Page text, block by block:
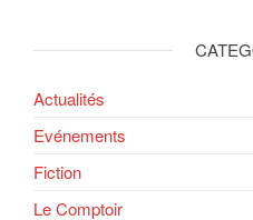
Actualités
Evénements
Fiction
Le Comptoir